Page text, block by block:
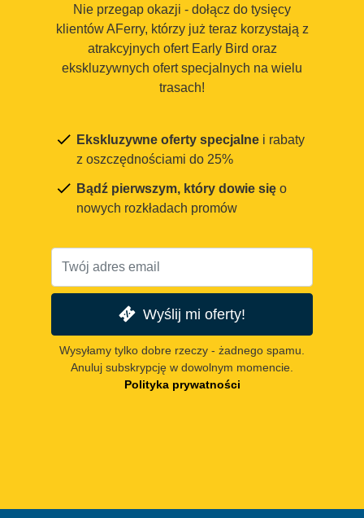
Nie przegap okazji - dołącz do tysięcy
klientów AFerry, którzy już teraz korzystają z
atrakcyjnych ofert Early Bird oraz
ekskluzywnych ofert specjalnych na wielu
trasach!
Ekskluzywne oferty specjalne i rabaty
z oszczędnościami do 25%
Bądź pierwszym, który dowie się o
nowych rozkładach promów
Wyślij mi oferty!
Wysyłamy tylko dobre rzeczy - żadnego spamu.
Anuluj subskrypcję w dowolnym momencie.
Polityka prywatności